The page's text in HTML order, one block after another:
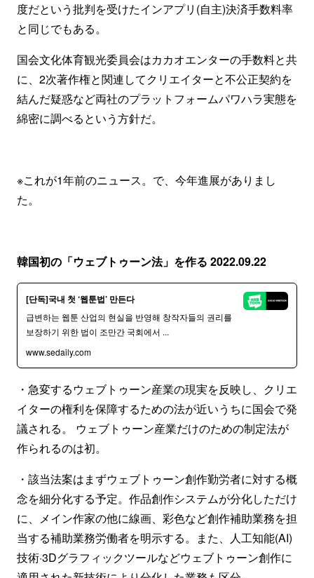
度だという批判を受けたインアプリ(自主)決済手数料率
と同じでもある。
国会文化体育観光委員会はカカオエンターの手数料と共
に、2次著作権と関連してクリエイターと不公正契約を
結んだ疑惑など両社のプラットフォームパワハラ実態を
綿密に調べるという方針だ。
※これが1年前のニュース。で、今年進展がありまし
た。
韓国初の「ウェブトゥーン法」を作る 2022.09.22
[단독]국내 첫 ‘웹툰법’ 만든다
급변하는 웹툰 산업의 현실을 반영해 창작자들의 권리를
보장하기 위한 법이 조만간 국회에서 ...
www.sedaily.com
・急変するウェブトゥーン産業の現実を反映し、クリエ
イターの権利を保障するための法が近いうちに国会で発
議される。 ウェブトゥーン産業だけのための制定法が
作られるのは初。
・該当法案はまずウェブトゥーン創作勤労者に対する概
念を細分化する予定。作品創作システムが分化しただけ
に、メイン作家の他に線画、彩色など創作補助業務を担
当する補助業務労働者を明示する。また、人工知能(AI)
技術·3Dグラフィックツールなどウェブトゥーン創作に